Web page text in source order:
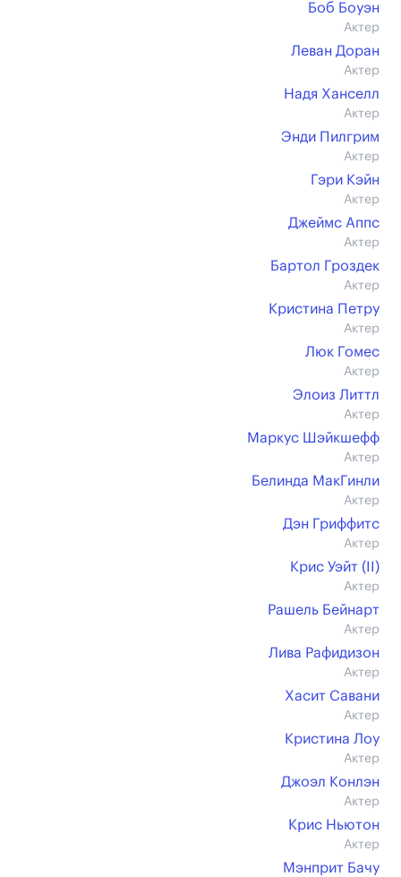
Боб Боуэн
Актер
Леван Доран
Актер
Надя Ханселл
Актер
Энди Пилгрим
Актер
Гэри Кэйн
Актер
Джеймс Аппс
Актер
Бартол Гроздек
Актер
Кристина Петру
Актер
Люк Гомес
Актер
Элоиз Литтл
Актер
Маркус Шэйкшефф
Актер
Белинда МакГинли
Актер
Дэн Гриффитс
Актер
Крис Уэйт (II)
Актер
Рашель Бейнарт
Актер
Лива Рафидизон
Актер
Хасит Савани
Актер
Кристина Лоу
Актер
Джоэл Конлэн
Актер
Крис Ньютон
Актер
Мэнприт Бачу